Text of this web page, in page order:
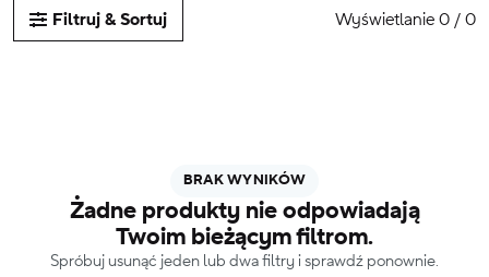
Filtruj & Sortuj Wyświetlanie 0 / 0
BRAK WYNIKÓW
Żadne produkty nie odpowiadają
Twoim bieżącym filtrom.
Spróbuj usunąć jeden lub dwa filtry i sprawdź ponownie.